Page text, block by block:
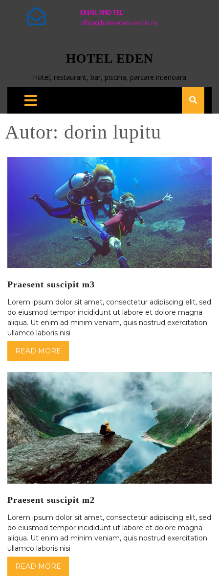
EMAIL AND TEL
office@hotel-eden-severin.ro
HOTEL EDEN
Hotel, restaurant, bar, piscina, parcare interioara
Autor: dorin lupitu
Praesent suscipit m3
Lorem ipsum dolor sit amet, consectetur adipiscing elit, sed
do eiusmod tempor incididunt ut labore et dolore magna
aliqua. Ut enim ad minim veniam, quis nostrud exercitation
ullamco laboris nisi
READ MORE
Praesent suscipit m2
Lorem ipsum dolor sit amet, consectetur adipiscing elit, sed
do eiusmod tempor incididunt ut labore et dolore magna
aliqua. Ut enim ad minim veniam, quis nostrud exercitation
ullamco laboris nisi
READ MORE